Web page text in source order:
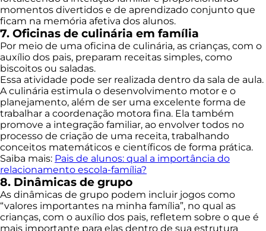
momentos divertidos e de aprendizado conjunto que
ficam na memória afetiva dos alunos.
7. Oficinas de culinária em família
Por meio de uma oficina de culinária, as crianças, com o
auxílio dos pais, preparam receitas simples, como
biscoitos ou saladas.
Essa atividade pode ser realizada dentro da sala de aula.
A culinária estimula o desenvolvimento motor e o
planejamento, além de ser uma excelente forma de
trabalhar a coordenação motora fina. Ela também
promove a integração familiar, ao envolver todos no
processo de criação de uma receita, trabalhando
conceitos matemáticos e científicos de forma prática.
Saiba mais: Pais de alunos: qual a importância do
relacionamento escola-família?
8. Dinâmicas de grupo
As dinâmicas de grupo podem incluir jogos como
“valores importantes na minha família”, no qual as
crianças, com o auxílio dos pais, refletem sobre o que é
mais importante para elas dentro de sua estrutura